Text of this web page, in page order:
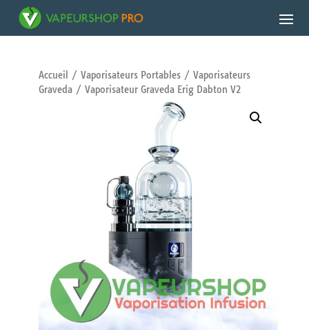
Accueil / Vaporisateurs Portables/ Vaporisateurs
Graveda/ Vaporisateur Graveda Erig Dabton V2